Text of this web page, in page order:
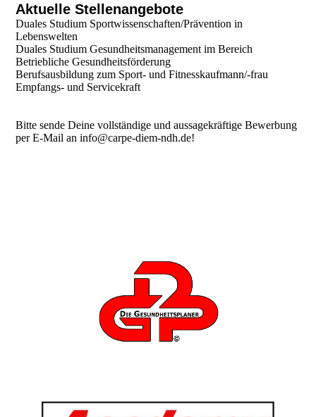
Aktuelle Stellenangebote
Duales Studium Sportwissenschaften/Prävention in
Lebenswelten
Duales Studium Gesundheitsmanagement im Bereich
Betriebliche Gesundheitsförderung
Berufsausbildung zum Sport- und Fitnesskaufmann/-frau
Empfangs- und Servicekraft
Bitte sende Deine vollständige und aussagekräftige Bewerbung
per E-Mail an info@carpe-diem-ndh.de!